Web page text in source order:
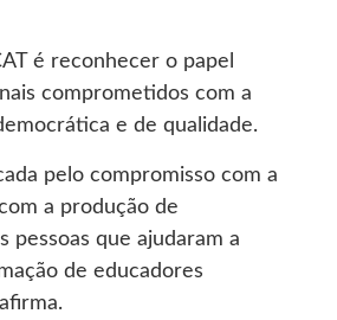
é reconhecer o papel
comprometidos com a
e de qualidade.
pelo compromisso com a
a produção de
pessoas que ajudaram a
de educadores